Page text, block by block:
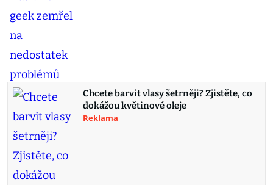
Chcete barvit vlasy šetrněji? Zjistěte, co
dokážou květinové oleje
Reklama